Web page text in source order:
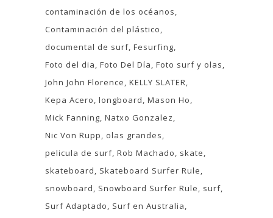
contaminación de los océanos
Contaminación del plástico
documental de surf Fesurfing
Foto del dia Foto Del Día Foto surf y olas
John John Florence KELLY SLATER
Kepa Acero longboard Mason Ho
Mick Fanning Natxo Gonzalez
Nic Von Rupp
olas grandes
pelicula de surf Rob Machado
skate
skateboard
Skateboard Surfer Rule
snowboard
Snowboard Surfer Rule
surf
Surf Adaptado
Surf en Australia